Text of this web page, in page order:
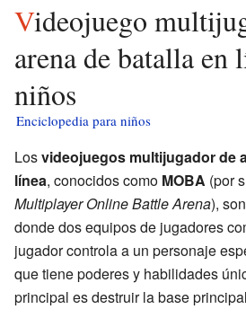
Videojuego multijugador de
arena de batalla en
niños
Enciclopedia para niños
Losvideojuegos multijugador de
línea, conocidos como MOBA (por
Multiplayer Online Battle Arena),
donde dos equipos de jugadores
jugador controla a un personaje
que tiene poderes y habilidades
principal es destruir la base